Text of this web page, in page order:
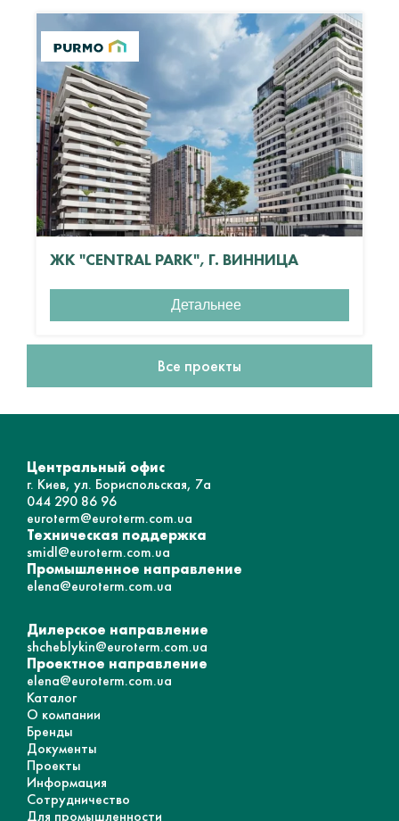
ЖК "CENTRAL PARK", Г. ВИННИЦА
Детальнее
Все проекты
Центральный офис
г. Киев, ул. Бориспольская, 7а
044 290 86 96
euroterm@euroterm.com.ua
Техническая поддержка
smidl@euroterm.com.ua
Промышленное направление
elena@euroterm.com.ua
Дилерское направление
shcheblykin@euroterm.com.ua
Проектное направление
elena@euroterm.com.ua
Каталог
О компании
Бренды
Документы
Проекты
Информация
Сотрудничество
Для промышленности